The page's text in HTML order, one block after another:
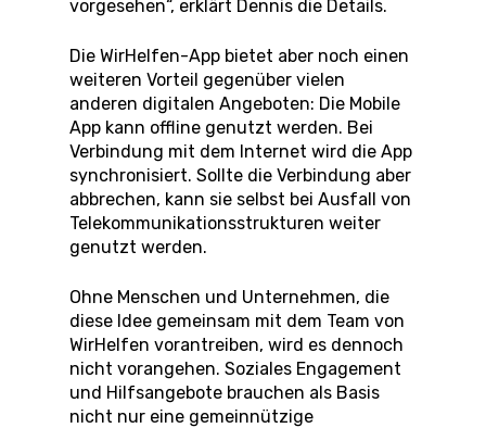
vorgesehen“, erklärt Dennis die Details.
Die WirHelfen-App bietet aber noch einen
weiteren Vorteil gegenüber vielen
anderen digitalen Angeboten: Die Mobile
App kann offline genutzt werden. Bei
Verbindung mit dem Internet wird die App
synchronisiert. Sollte die Verbindung aber
abbrechen, kann sie selbst bei Ausfall von
Telekommunikationsstrukturen weiter
genutzt werden.
Ohne Menschen und Unternehmen, die
diese Idee gemeinsam mit dem Team von
WirHelfen vorantreiben, wird es dennoch
nicht vorangehen. Soziales Engagement
und Hilfsangebote brauchen als Basis
nicht nur eine gemeinnützige